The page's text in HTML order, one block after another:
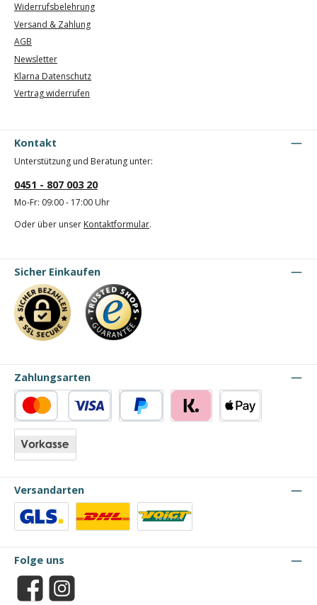
Widerrufsbelehrung
Versand & Zahlung
AGB
Newsletter
Klarna Datenschutz
Vertrag widerrufen
Kontakt
Unterstützung und Beratung unter:
0451 - 807 003 20
Mo-Fr: 09:00 - 17:00 Uhr
Oder über unser Kontaktformular.
Sicher Einkaufen
Zahlungsarten
Kredit- oder Debitkarte
Versandarten
Folge uns
Facebook Instagram